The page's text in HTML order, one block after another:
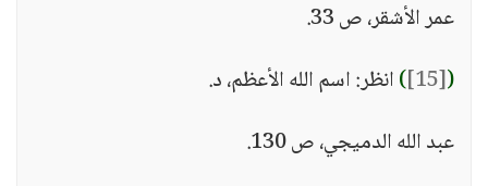
عمر الأشقر، ص 33.
(
[15]
)انظر: اسم الله الأعظم، د.
عبد الله الدميجي، ص 130.